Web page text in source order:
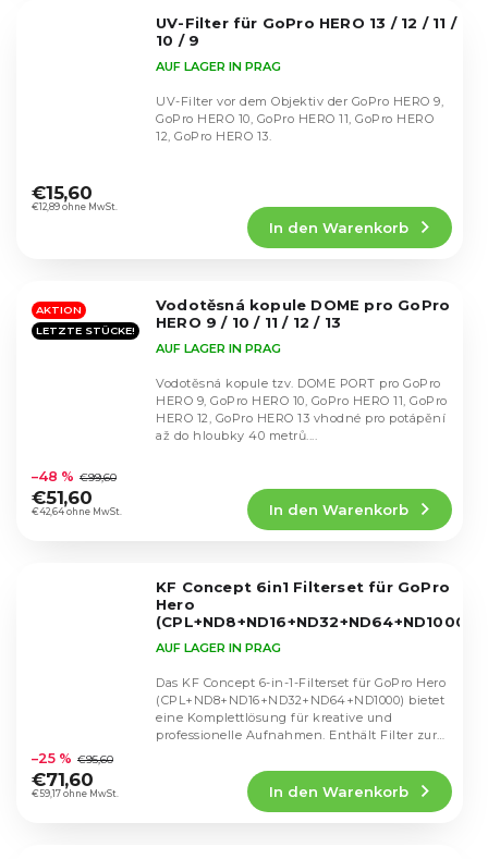
UV-Filter für GoPro HERO 13 / 12 / 11 /
10 / 9
durchschnittliche
Produktbewertung
Sternen.
AUF LAGER IN PRAG
€12,89 ohne MwSt.
€15,60
In den Warenkorb
UV-Filter vor dem Objektiv der GoPro HERO 9,
GoPro HERO 10, GoPro HERO 11, GoPro HERO
12, GoPro HERO 13.
AKTION
LETZTE STÜCKE!
Vodotěsná kopule DOME pro GoPro
HERO 9 / 10 / 11 / 12 / 13
durchschnittliche
Produktbewertung
ist
AUF LAGER IN PRAG
€42,64 ohne MwSt.
–48 % €99,60
€51,60
In den Warenkorb
Vodotěsná kopule tzv. DOME PORT pro GoPro
HERO 9, GoPro HERO 10, GoPro HERO 11, GoPro
HERO 12, GoPro HERO 13 vhodné pro potápění
až do hloubky 40 metrů....
KF Concept 6in1 Filterset für GoPro
Hero
(CPL+ND8+ND16+ND32+ND64+ND1000)
durchschnittliche
Produktbewertung
ist
AUF LAGER IN PRAG
€59,17 ohne MwSt.
–25 % €95,60
€71,60
In den Warenkorb
Das KF Concept 6-in-1-Filterset für GoPro Hero
(CPL+ND8+ND16+ND32+ND64+ND1000) bietet
eine Komplettlösung für kreative und
professionelle Aufnahmen. Enthält Filter zur